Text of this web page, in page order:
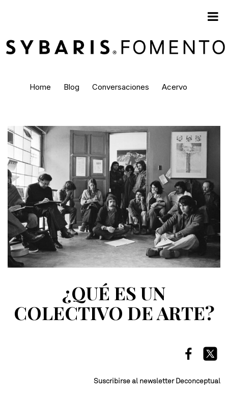
Home Blog Conversaciones Acervo
¿QUÉ ES UN
COLECTIVO DE ARTE?
Suscribirse al newsletter Deconceptual